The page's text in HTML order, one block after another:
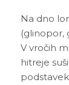
Na dno
(glinopor,
V vročih
hitreje